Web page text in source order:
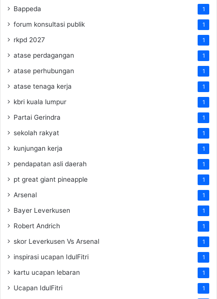
Bappeda 1
forum konsultasi publik 1
rkpd 2027 1
atase perdagangan 1
atase perhubungan 1
atase tenaga kerja 1
kbri kuala lumpur 1
Partai Gerindra 1
sekolah rakyat 1
kunjungan kerja 1
pendapatan asli daerah 1
pt great giant pineapple 1
Arsenal 1
Bayer Leverkusen 1
Robert Andrich 1
skor Leverkusen Vs Arsenal 1
inspirasi ucapan IdulFitri 1
kartu ucapan lebaran 1
Ucapan IdulFitri 1